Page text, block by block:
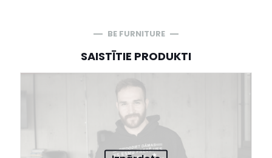
BE FURNITURE
SAISTĪTIE PRODUKTI